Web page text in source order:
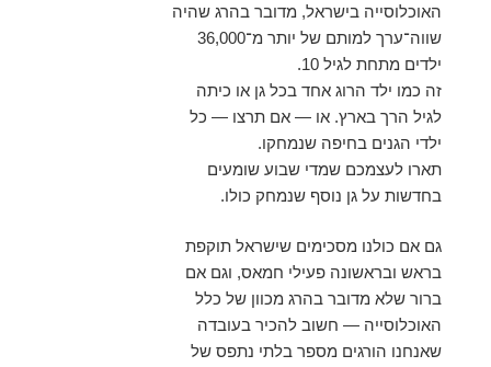
האוכלוסייה בישראל, מדובר בהרג שהיה
שווה־ערך למותם של יותר מ־36,000
ילדים מתחת לגיל 10.
זה כמו ילד הרוג אחד בכל גן או כיתה
לגיל הרך בארץ. או — אם תרצו — כל
ילדי הגנים בחיפה שנמחקו.
תארו לעצמכם שמדי שבוע שומעים
בחדשות על גן נוסף שנמחק כולו.
גם אם כולנו מסכימים שישראל תוקפת
בראש ובראשונה פעילי חמאס, וגם אם
ברור שלא מדובר בהרג מכוון של כלל
האוכלוסייה — חשוב להכיר בעובדה
שאנחנו הורגים מספר בלתי נתפס של